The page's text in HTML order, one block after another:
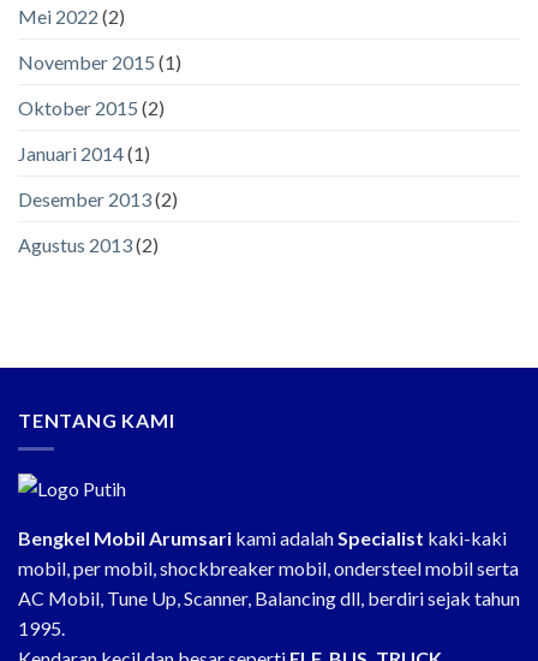
Mei 2022 (2)
November 2015 (1)
Oktober 2015 (2)
Januari 2014(1)
Desember 2013(2)
Agustus 2013(2)
TENTANG KAMI
Bengkel Mobil Arumsari kami adalahSpecialist kaki-kaki
mobil, per mobil, shockbreaker mobil, ondersteel mobil serta
AC Mobil, Tune Up, Scanner, Balancing dll, berdiri sejak tahun
1995.